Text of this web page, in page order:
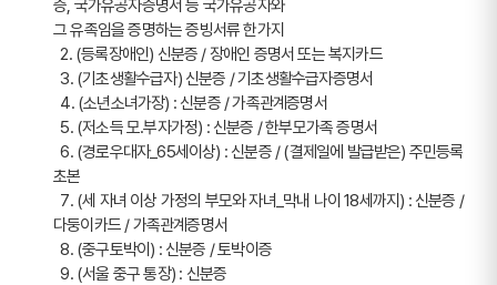
그 유족임을 증명하는 증빙서류 한가지
  2. (등록장애인) 신분증 / 장애인 증명서 또는 복지카드
  3. (기초생활수급자) 신분증 / 기초생활수급자증명서
  4. (소년소녀가장) : 신분증 / 가족관계증명서
  5. (저소득 모.부자가정) : 신분증 / 한부모가족 증명서
  6. (경로우대자_65세이상) : 신분증 / (결제일에 발급받은) 주민등록
초본
다둥이카드 / 가족관계증명서
  8. (중구토박이) : 신분증 / 토박이증
  9. (서울 중구 통장) : 신분증